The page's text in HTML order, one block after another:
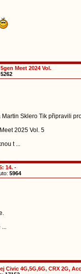
Meet 2024 Vol.
5262
Sklero Tik připravili
2025 Vol. 5
t ...
14. -
5964
...
Civic 4G,5G,6G, CRX 2G,